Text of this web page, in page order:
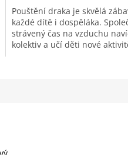
Pouštění draka je skvělá
každé dítě i dospěláka.
strávený čas na vzduchu
kolektiv a učí děti nové